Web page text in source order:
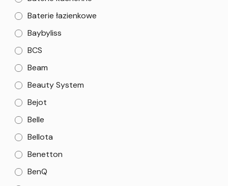
Baterie łazienkowe
Baybyliss
BCS
Beam
Beauty System
Bejot
Belle
Bellota
Benetton
BenQ